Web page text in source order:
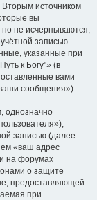
источником
вы
не исчерпываются,
записью
указанные при
к Богу"» (в
вами
сообщения»).
однозначно
записью (далее
«ваш адрес
на форумах
о защите
предоставляющей
при